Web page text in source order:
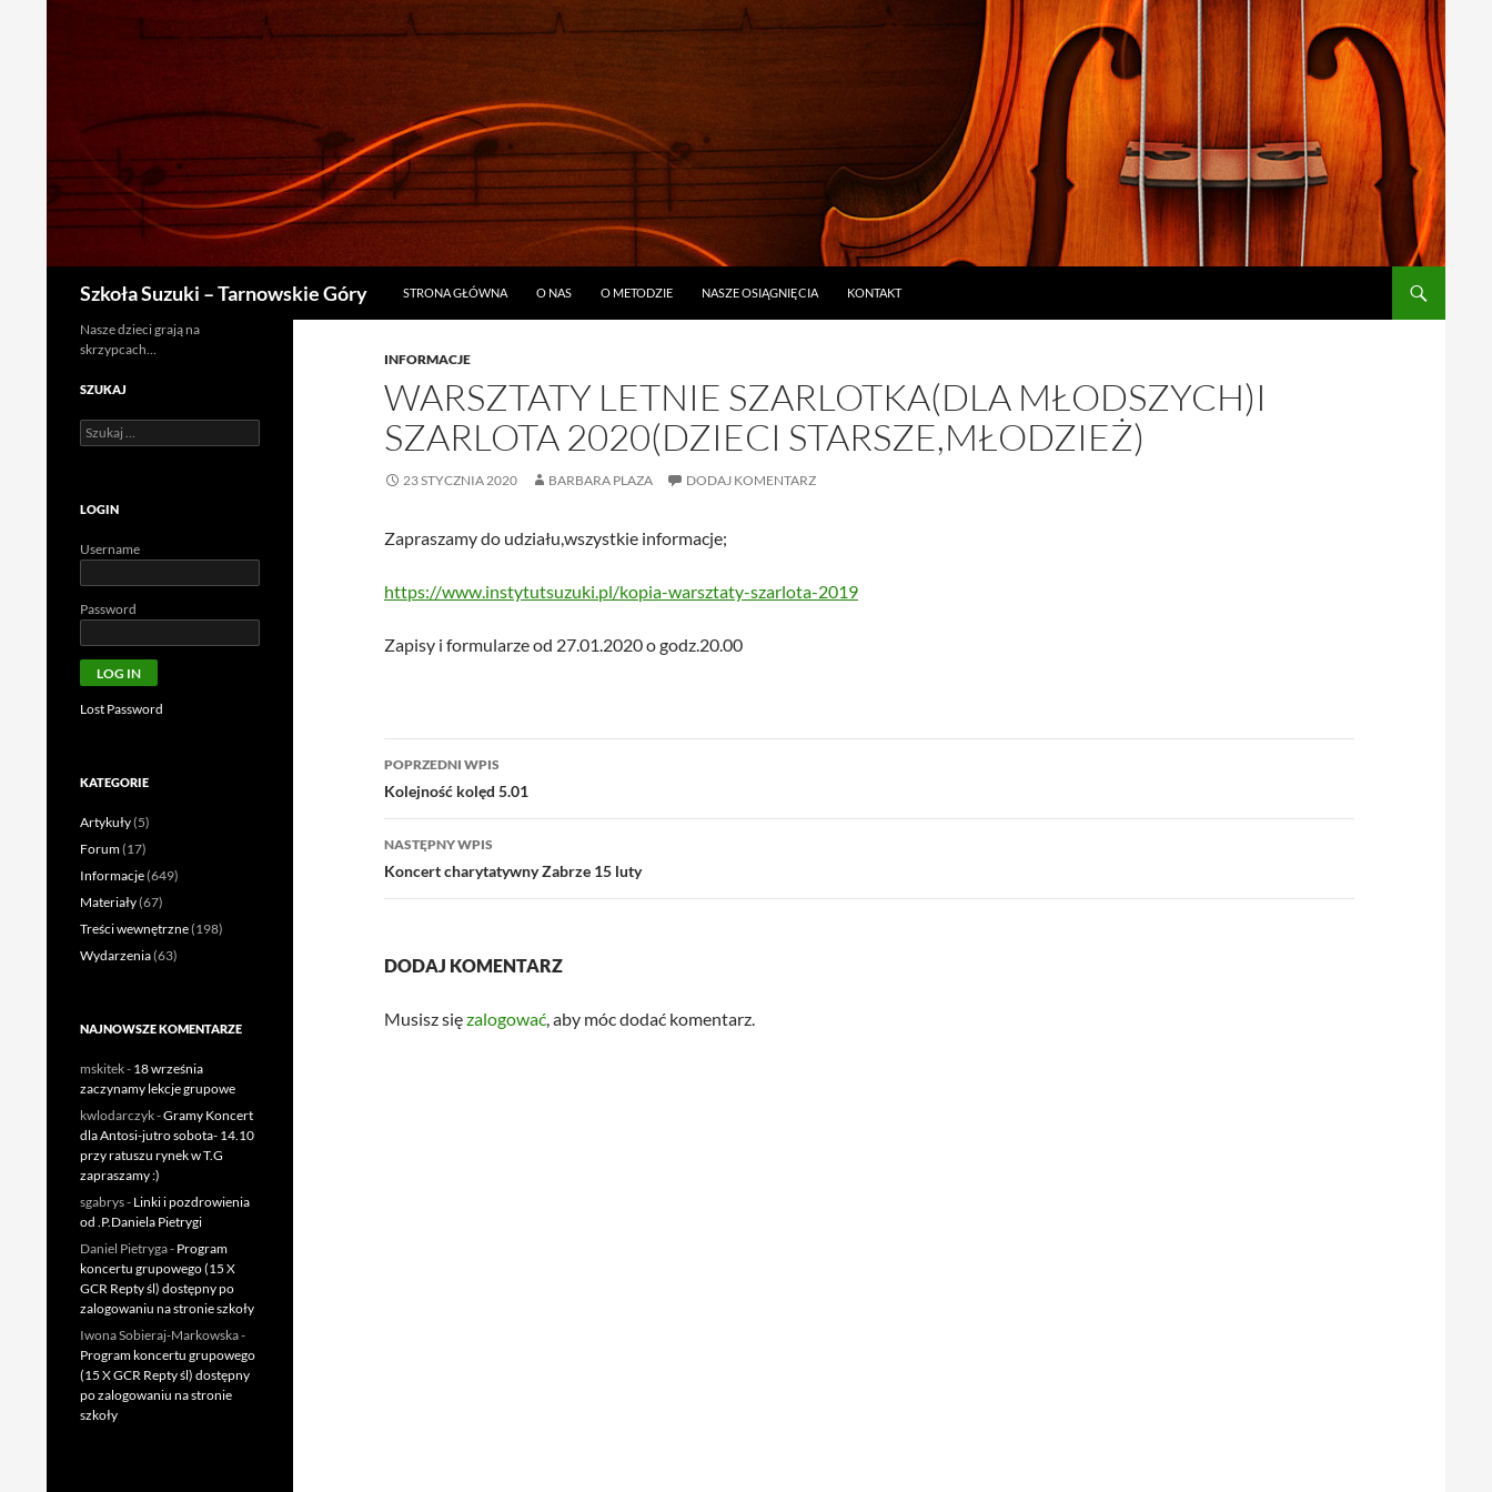
Szkoła Suzuki – Tarnowskie Góry
STRONA GŁÓWNA
O NAS O METODZIE NASZE OSIĄGNIĘCIA KONTAKT
INFORMACJE
WARSZTATY LETNIE SZARLOTKA(DLA MŁODSZYCH)I
SZARLOTA 2020(DZIECI STARSZE,MŁODZIEŻ)
23 STYCZNIA 2020 BARBARA PLAZA DODAJ KOMENTARZ
Zapraszamy do udziału,wszystkie informacje;
https://www.instytutsuzuki.pl/kopia-warsztaty-szarlota-2019
Zapisy i formularze od 27.01.2020 o godz.20.00
Nawigacja
wpisu
POPRZEDNI WPIS
Kolejność kolęd 5.01
NASTĘPNY WPIS
Koncert charytatywny Zabrze 15 luty
DODAJ KOMENTARZ
Musisz sięzalogować, aby móc dodać komentarz.
Nasze dzieci grają na
skrzypcach…
SZUKAJ
Szukaj:
LOGIN
Username
Password
Lost Password
KATEGORIE
Artykuły(5)
Forum(17)
Informacje(649)
Materiały(67)
Treści wewnętrzne(198)
Wydarzenia(63)
NAJNOWSZE KOMENTARZE
mskitek- 18 września
zaczynamy lekcje grupowe
kwlodarczyk-Gramy Koncert
dla Antosi-jutro sobota- 14.10
przy ratuszu rynek w T.G
zapraszamy :)
sgabrys- Linki i pozdrowienia
od .P.Daniela Pietrygi
Daniel Pietryga- Program
koncertu grupowego (15 X
GCR Repty śl) dostępny po
zalogowaniu na stronie szkoły
Iwona Sobieraj-Markowska-
Program koncertu grupowego
(15 X GCR Repty śl) dostępny
po zalogowaniu na stronie
szkoły